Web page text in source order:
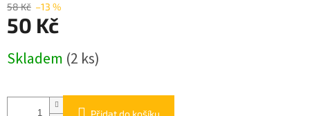
58 Kč –13 %
50 Kč
cena:
Skladem (2 ks)